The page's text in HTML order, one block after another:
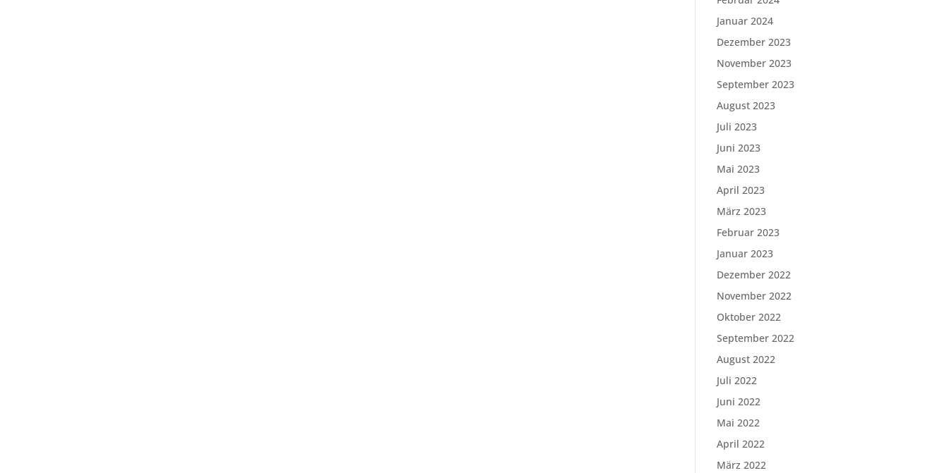
Januar 2024
Dezember 2023
November 2023
September 2023
August 2023
Juli 2023
Juni 2023
Mai 2023
April 2023
März 2023
Februar 2023
Januar 2023
Dezember 2022
November 2022
Oktober 2022
September 2022
August 2022
Juli 2022
Juni 2022
Mai 2022
April 2022
März 2022